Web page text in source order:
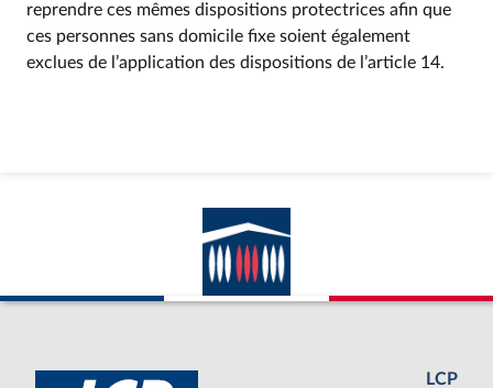
reprendre ces mêmes dispositions protectrices afin que
ces personnes sans domicile fixe soient également
exclues de l’application des dispositions de l’article 14.
LCP